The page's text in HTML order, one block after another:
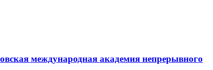
международная академия непрерывного